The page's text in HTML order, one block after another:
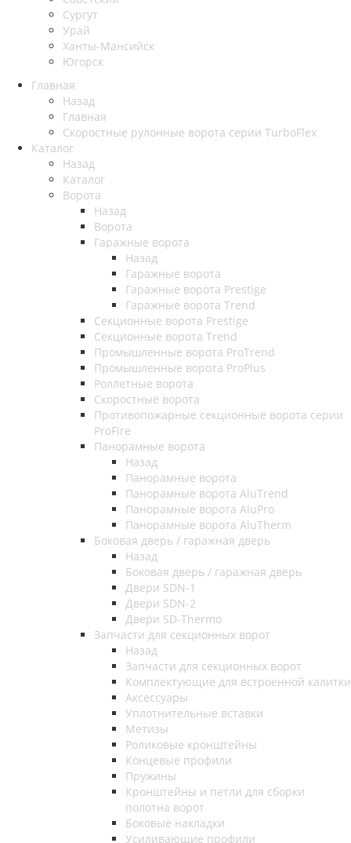
Сургут
Урай
Ханты-Мансийск
Югорск
Главная
Назад
Главная
Скоростные рулонные ворота серии TurboFlex
Каталог
Назад
Каталог
Ворота
Назад
Ворота
Гаражные ворота
Назад
Гаражные ворота
Гаражные ворота Prestige
Гаражные ворота Trend
Секционные ворота Prestige
Секционные ворота Trend
Промышленные ворота ProTrend
Промышленные ворота ProPlus
Роллетные ворота
Скоростные ворота
Противопожарные секционные ворота серии
ProFire
Панорамные ворота
Назад
Панорамные ворота
Панорамные ворота AluTrend
Панорамные ворота AluPro
Панорамные ворота AluTherm
Боковая дверь / гаражная дверь
Назад
Боковая дверь / гаражная дверь
Двери SDN-1
Двери SDN-2
Двери SD-Thermo
Запчасти для секционных ворот
Назад
Запчасти для секционных ворот
Комплектующие для встроенной калитки
Аксессуары
Уплотнительные вставки
Метизы
Роликовые кронштейны
Концевые профили
Пружины
Кронштейны и петли для сборки
полотна ворот
Боковые накладки
Усиливающие профили